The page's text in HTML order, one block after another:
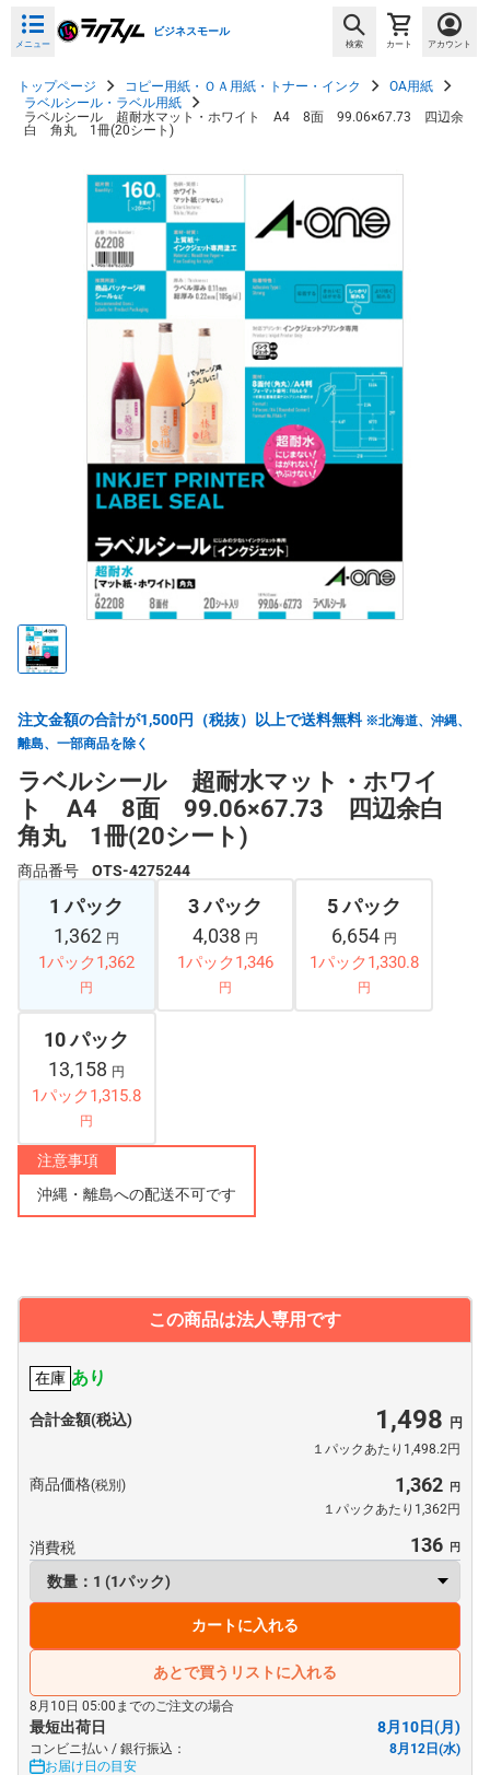
メニュー
ビジネスモール
検索 カート アカウント
トップページ コピー用紙・ＯＡ用紙・トナー・インク
OA用紙
ラベルシール・ラベル用紙
ラベルシール 超耐水マット・ホワイト A4 8面 99.06×67.73 四辺余
白 角丸 1冊(20シート)
注文金額の合計が1,500円（税抜）以上で送料無料 ※北海道、沖縄、
離島、一部商品を除く
ラベルシール 超耐水マット・ホワイ
ト A4 8面 99.06×67.73 四辺余白
角丸 1冊(20シート)
商品番号 OTS-4275244
1 パック
1,362 円
1パック1,362
円
3 パック
4,038 円
1パック1,346
円
5 パック
6,654 円
1パック1,330.8
円
10 パック
13,158 円
1パック1,315.8
円
注意事項
沖縄・離島への配送不可です
この商品は法人専用です
在庫 あり
合計金額(税込) 1,498
１パックあたり1,498.2円
商品価格(税別) 1,362
１パックあたり1,362円
消費税 136
カートに入れる
あとで買うリストに入れる
8月10日 05:00までのご注文の場合
最短出荷日 8月10日(月)
コンビニ払い / 銀行振込：
8月12日(水)
お届け日の目安